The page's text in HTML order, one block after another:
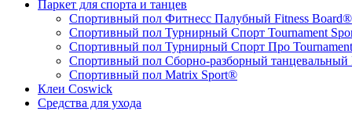
Паркет для спорта и танцев
Спортивный пол Фитнесс Палубный Fitness Board®
Спортивный пол Турнирный Спорт Tournament
Спортивный пол Турнирный Спорт Про
Спортивный пол Сборно-разборный танцевальный
Спортивный пол Matrix Sport®
Клеи Coswick
Средства для ухода